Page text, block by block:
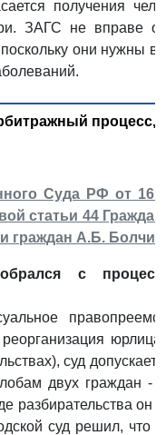
получения
ЗАГС не вправе
они нужны в
процесс,
Суда РФ от
статьи 44
граждан А.Б.
с
суд
двух граждан -
разбирательства
суд решил, что